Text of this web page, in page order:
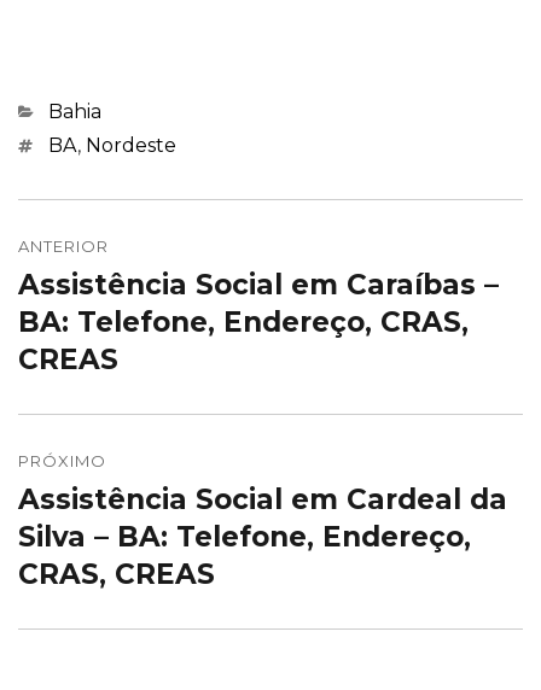
Categorias
Bahia
Marcações
BA, Nordeste
de
Post
ANTERIOR
Post
anterior:
Assistência Social em Caraíbas –
BA: Telefone, Endereço, CRAS,
CREAS
PRÓXIMO
Próximo
post:
Assistência Social em Cardeal da
Silva – BA: Telefone, Endereço,
CRAS, CREAS